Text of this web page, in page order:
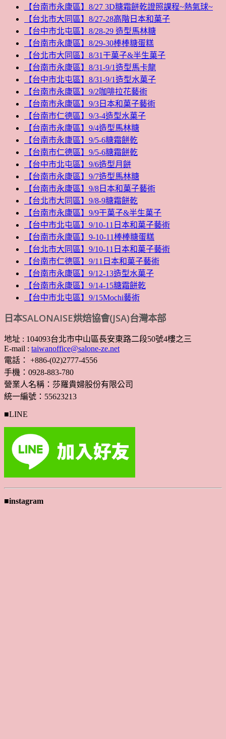
【台南市永康區】8/27 3D糖霜餅乾證照課程~熱氣球~
【台北市大同區】8/27-28高階日本和菓子
【台中市北屯區】8/28-29 造型馬林糖
【台南市永康區】8/29-30棒棒糖蛋糕
【台北市大同區】8/31干菓子&半生菓子
【台南市永康區】8/31-9/1造型馬卡龍
【台中市北屯區】8/31-9/1造型水菓子
【台南市永康區】9/2咖啡拉花藝術
【台南市永康區】9/3日本和菓子藝術
【台南市仁德區】9/3-4造型水菓子
【台南市永康區】9/4造型馬林糖
【台南市永康區】9/5-6糖霜餅乾
【台南市仁德區】9/5-6糖霜餅乾
【台中市北屯區】9/6造型月餅
【台南市永康區】9/7造型馬林糖
【台南市永康區】9/8日本和菓子藝術
【台北市大同區】9/8-9糖霜餅乾
【台南市永康區】9/9干菓子&半生菓子
【台中市北屯區】9/10-11日本和菓子藝術
【台南市永康區】9-10-11棒棒糖蛋糕
【台北市大同區】9/10-11日本和菓子藝術
【台南市仁德區】9/11日本和菓子藝術
【台南市永康區】9/12-13造型水菓子
【台南市永康區】9/14-15糖霜餅乾
【台中市北屯區】9/15Mochi藝術
日本SALONAISE烘焙協會(JSA)台灣本部
地址 : 104093台北市中山區長安東路二段50號4樓之三
E-mail : taiwanoffice@salone-ze.net
電話： +886-(02)2777-4556
手機：0928-883-780
營業人名稱：莎羅貴婦股份有限公司
統一編號：55623213
■LINE
■instagram